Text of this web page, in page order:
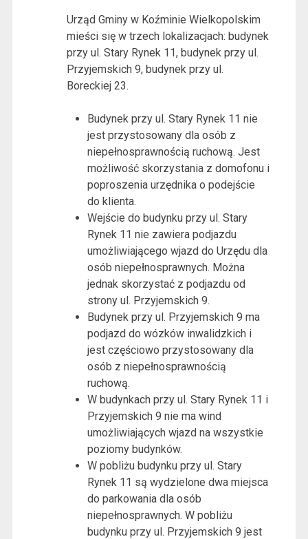
Urząd Gminy w Koźminie Wielkopolskim
mieści się w trzech lokalizacjach: budynek
przy ul. Stary Rynek 11, budynek przy ul.
Przyjemskich 9, budynek przy ul.
Boreckiej 23.
Budynek przy ul. Stary Rynek 11 nie
jest przystosowany dla osób z
niepełnosprawnością ruchową. Jest
możliwość skorzystania z domofonu i
poproszenia urzędnika o podejście
do klienta.
Wejście do budynku przy ul. Stary
Rynek 11 nie zawiera podjazdu
umożliwiającego wjazd do Urzędu dla
osób niepełnosprawnych. Można
jednak skorzystać z podjazdu od
strony ul. Przyjemskich 9.
Budynek przy ul. Przyjemskich 9 ma
podjazd do wózków inwalidzkich i
jest częściowo przystosowany dla
osób z niepełnosprawnością
ruchową.
W budynkach przy ul. Stary Rynek 11 i
Przyjemskich 9 nie ma wind
umożliwiających wjazd na wszystkie
poziomy budynków.
W pobliżu budynku przy ul. Stary
Rynek 11 są wydzielone dwa miejsca
do parkowania dla osób
niepełnosprawnych. W pobliżu
budynku przy ul. Przyjemskich 9 jest